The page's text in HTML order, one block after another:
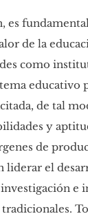
es
de la
como
educativo
de tal
y
de
liderar el
e